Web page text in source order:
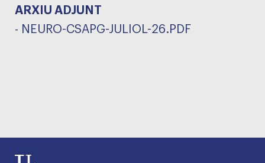
ARXIU ADJUNT
- NEURO-CSAPG-JULIOL-26.PDF